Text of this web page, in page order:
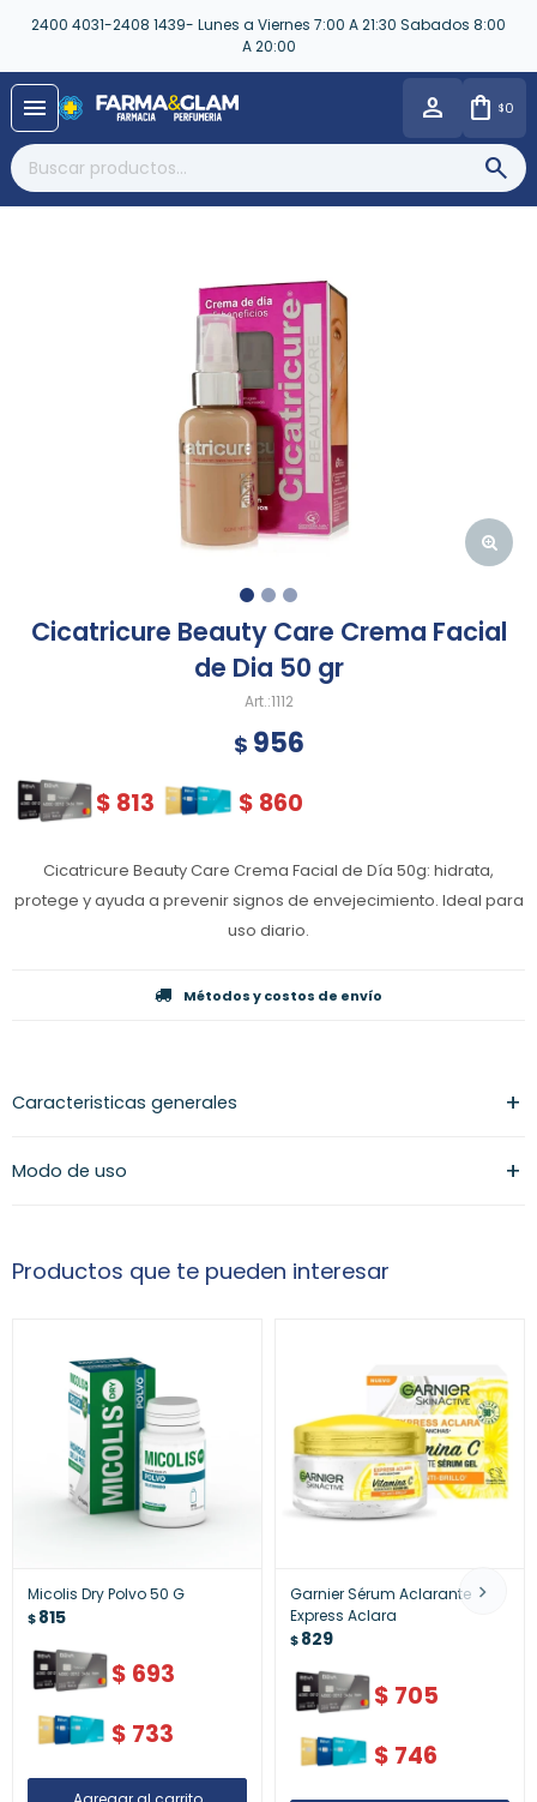
2400 4031-2408 1439- Lunes a Viernes 7:00 A 21:30 Sabados 8:00
A 20:00
menu $0
Cicatricure Beauty Care Crema Facial
de Dia 50 gr
1112
$ 956
$ 813 $ 860
Cicatricure Beauty Care Crema Facial de Día 50g: hidrata,
protege y ayuda a prevenir signos de envejecimiento. Ideal para
uso diario.
Métodos y costos de envío
Caracteristicas generales
Modo de uso
Productos que te pueden interesar
Micolis Dry Polvo 50 G
$815
$ 693
$ 733
Garnier Sérum Aclarante
Express Aclara
$829
$ 705
$ 746